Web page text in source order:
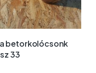
betorkolócsonk
33